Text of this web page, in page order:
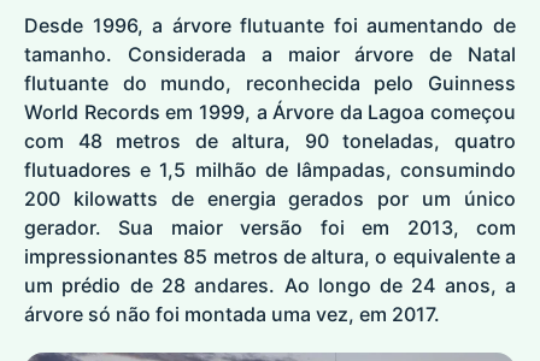
Desde 1996, a árvore flutuante foi aumentando de
tamanho. Considerada a maior árvore de Natal
flutuante do mundo, reconhecida pelo Guinness
World Records em 1999, a Árvore da Lagoa começou
com 48 metros de altura, 90 toneladas, quatro
flutuadores e 1,5 milhão de lâmpadas, consumindo
200 kilowatts de energia gerados por um único
gerador. Sua maior versão foi em 2013, com
impressionantes 85 metros de altura, o equivalente a
um prédio de 28 andares. Ao longo de 24 anos, a
árvore só não foi montada uma vez, em 2017.